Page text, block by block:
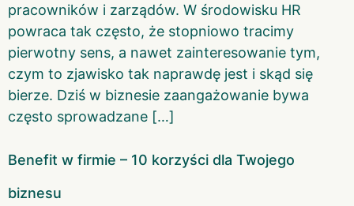
pracowników i zarządów. W środowisku HR
powraca tak często, że stopniowo tracimy
pierwotny sens, a nawet zainteresowanie tym,
czym to zjawisko tak naprawdę jest i skąd się
bierze. Dziś w biznesie zaangażowanie bywa
często sprowadzane […]
Benefit w firmie – 10 korzyści dla Twojego
biznesu